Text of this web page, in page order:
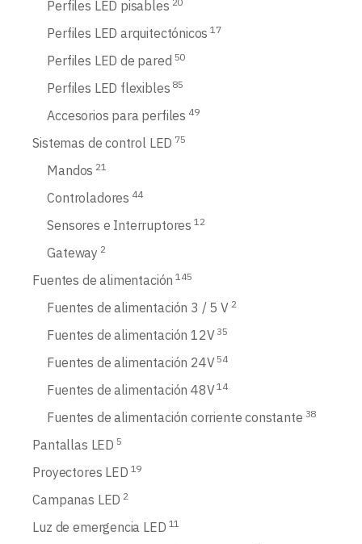
Perfiles LED pisables
Perfiles LED arquitectónicos 17
Perfiles LED de pared 50
Perfiles LED flexibles 85
Accesorios para perfiles 49
Sistemas de control LED 75
Mandos 21
Controladores 44
Sensores e Interruptores 12
Gateway 2
Fuentes de alimentación 145
Fuentes de alimentación 3 / 5 V 2
Fuentes de alimentación 12V 35
Fuentes de alimentación 24V 54
Fuentes de alimentación 48V 14
Fuentes de alimentación corriente constante 38
Pantallas LED 5
Proyectores LED 19
Campanas LED 2
Luz de emergencia LED 11